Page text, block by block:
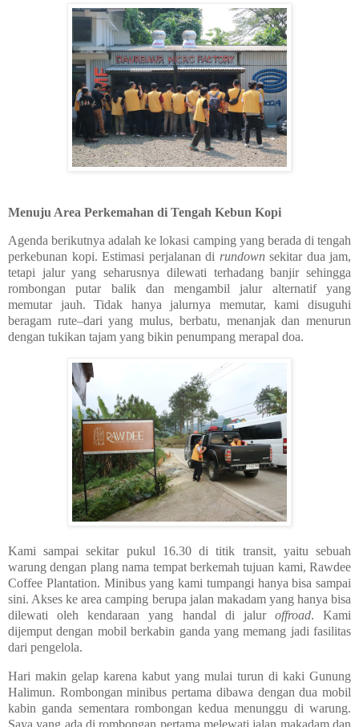
Menuju Area Perkemahan di Tengah Kebun Kopi
Agenda berikutnya adalah ke lokasi camping yang berada di tengah
perkebunan kopi. Estimasi perjalanan di rundownsekitar dua jam,
tetapi jalur yang seharusnya dilewati terhadang banjir sehingga
rombongan putar balik dan mengambil jalur alternatif yang
memutar jauh. Tidak hanya jalurnya memutar, kami disuguhi
beragam rute–dari yang mulus, berbatu, menanjak dan menurun
dengan tukikan tajam yang bikin penumpang merapal doa.
Kami sampai sekitar pukul 16.30 di titik transit, yaitu sebuah
warung dengan plang nama tempat berkemah tujuan kami, Rawdee
Coffee Plantation. Minibus yang kami tumpangi hanya bisa sampai
sini. Akses ke area camping berupa jalan makadam yang hanya bisa
dilewati oleh kendaraan yang handal di jalur offroad. Kami
dijemput dengan mobil berkabin ganda yang memang jadi fasilitas
dari pengelola.
Hari makin gelap karena kabut yang mulai turun di kaki Gunung
Halimun. Rombongan minibus pertama dibawa dengan dua mobil
kabin ganda sementara rombongan kedua menunggu di warung.
Saya yang ada di rombongan pertama melewati jalan makadam dan